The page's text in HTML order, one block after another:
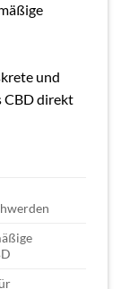
und
CBD direkt